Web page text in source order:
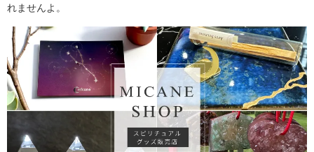
れませんよ。